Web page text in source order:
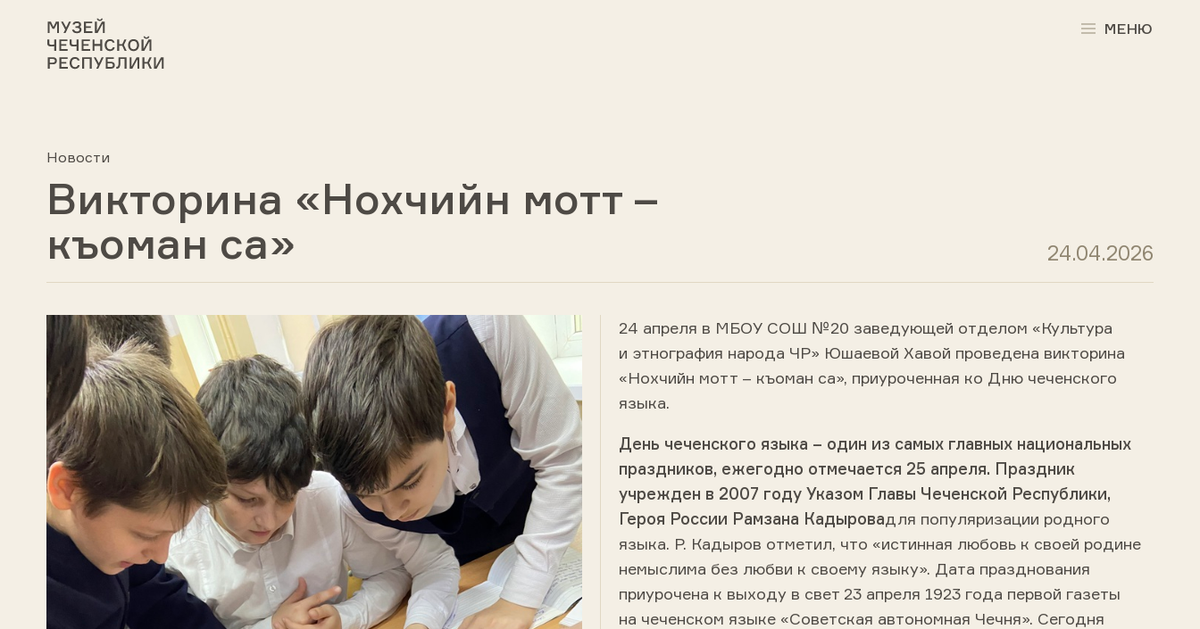
МЕНЮ
Новости
Викторина «Нохчийн мотт –
къоман са»
24.04.2026
24 апреля в МБОУ СОШ №20 заведующей отделом «Культура
и этнография народа ЧР» Юшаевой Хавой проведена викторина
«Нохчийн мотт – къоман са», приуроченная ко Дню чеченского
языка.
День чеченского языка – один из самых главных национальных
праздников, ежегодно отмечается 25 апреля. Праздник
учрежден в 2007 году Указом Главы Чеченской Республики,
Героя России Рамзана Кадыровадля популяризации родного
языка. Р. Кадыров отметил, что «истинная любовь к своей родине
немыслима без любви к своему языку». Дата празднования
приурочена к выходу в свет 23 апреля 1923 года первой газеты
на чеченском языке «Советская автономная Чечня». Сегодня